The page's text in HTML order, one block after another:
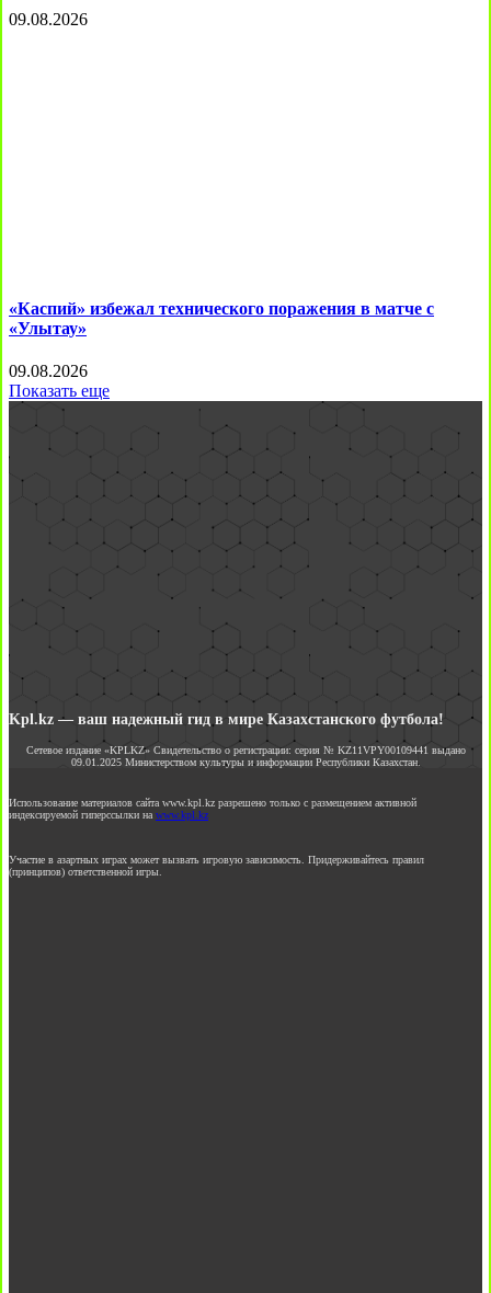
09.08.2026
«Каспий» избежал технического поражения в матче с
«Улытау»
09.08.2026
Показать еще
Kpl.kz — ваш надежный гид в мире Казахстанского футбола!
Сетевое издание «KPLKZ» Свидетельство о регистрации: серия № KZ11VPY00109441 выдано
09.01.2025 Министерством культуры и информации Республики Казахстан.
Использование материалов сайта www.kpl.kz разрешено только с размещением активной
индексируемой гиперссылки на www.kpl.kz
Участие в азартных играх может вызвать игровую зависимость. Придерживайтесь правил
(принципов) ответственной игры.